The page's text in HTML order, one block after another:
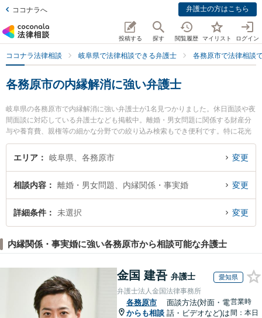
ココナラへ 弁護士の方はこちら
投稿する 探す 閲覧履歴 マイリスト ログイン
ココナラ法律相談 岐阜県で法律相談できる弁護士 各務原市で法律相談
各務原市の内縁解消に強い弁護士
岐阜県の各務原市で内縁解消に強い弁護士が1名見つかりました。休日面談や夜
間面談に対応している弁護士なども掲載中。離婚・男女問題に関係する財産分
与や養育費、親権等の細かな分野での絞り込み検索もでき便利です。特に花光
総合法律事務所の花光 勇亮弁護士のプロフィール情報や弁護士費用、強みなど
が注目されています。『各務原市で土日や夜間に発生した内縁解消のトラブル
内の弁護士に相談予約したい』などでお困りの相談者さんにおすすめです。
エリア 岐阜県、各務原市 変更
相談内容 離婚・男女問題、内縁関係・事実婚 変更
詳細条件 未選択 変更
内縁関係・事実婚に強い各務原市から相談可能な弁護士
金国 建吾 弁護士 愛知県
弁護士法人金国法律事務所
各務原市
からも相談
面談方法(対面・電
話・ビデオなど)は
営業時
間：本日